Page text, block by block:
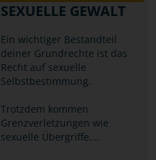
SEXUELLE GEWALT
Ein wichtiger Bestandteil
deiner Grundrechte ist das
Recht auf sexuelle
Selbstbestimmung.
Trotzdem kommen
Grenzverletzungen wie
sexuelle Übergriffe,…